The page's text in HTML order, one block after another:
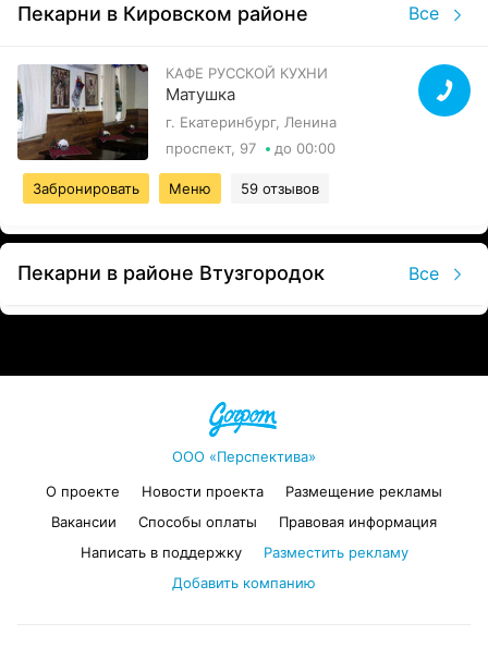
Пекарни в Кировском районе Все
КАФЕ РУССКОЙ КУХНИ
Матушка
г. Екатеринбург, Ленина
проспект, 97
до 00:00
Забронировать Меню 59 отзывов
Пекарни в районе Втузгородок Все
ООО «Перспектива»
О проекте
Новости проекта
Размещение рекламы
Вакансии
Способы оплаты
Правовая информация
Написать в поддержку
Разместить рекламу
Добавить компанию